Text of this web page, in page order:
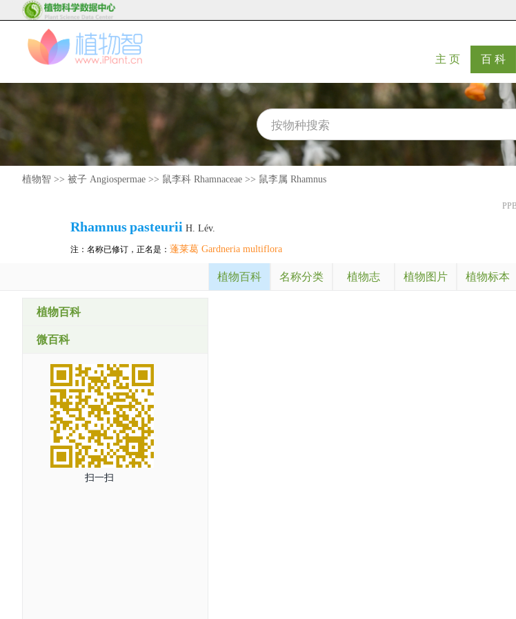
主 页(current)
百 科
植物智 >> 被子 Angiospermae >> 鼠李科 Rhamnaceae >> 鼠李属 Rhamnus
Rhamnuspasteurii H. Lév.
注：名称已修订，正名是： 蓬莱葛 Gardneria multiflora
植物百科 名称分类 植物志 植物图片 植物标本
植物百科
微百科
扫一扫